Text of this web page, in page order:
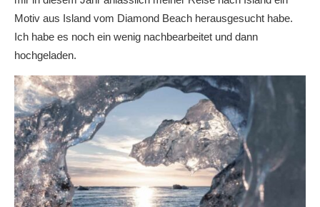
Motiv aus Island vom Diamond Beach herausgesucht habe.
Ich habe es noch ein wenig nachbearbeitet und dann
hochgeladen.